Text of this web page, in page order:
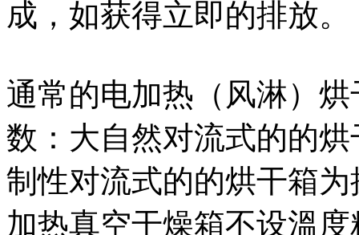
成，如获得立即的排放。
通常的电加热（风淋）
数：大自然对流式的的
制性对流式的的烘干箱
加热真空干燥箱不设溫